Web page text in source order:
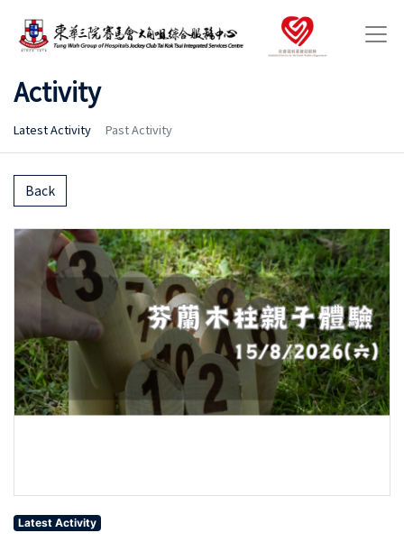
Activity
Latest Activity Past Activity
Back
Latest Activity